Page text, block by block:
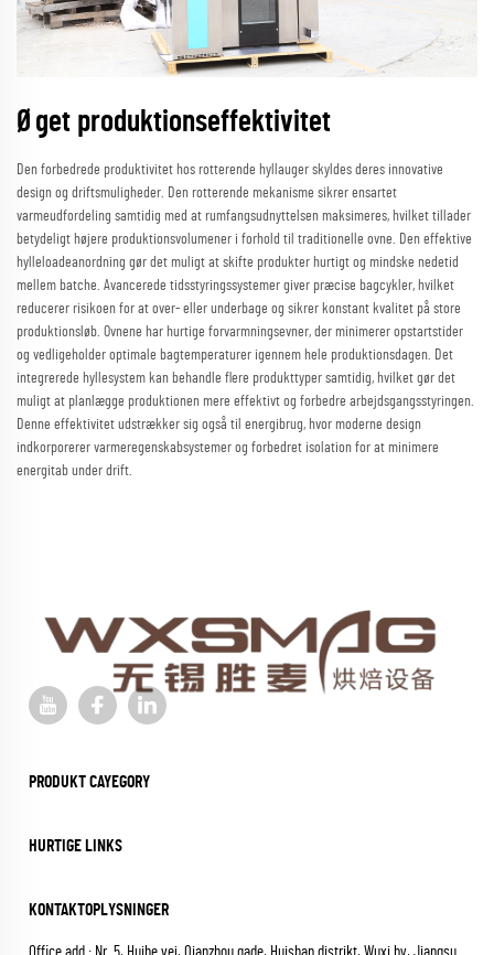
Øget produktionseffektivitet
Den forbedrede produktivitet hos rotterende hyllauger skyldes deres innovative
design og driftsmuligheder. Den rotterende mekanisme sikrer ensartet
varmeudfordeling samtidig med at rumfangsudnyttelsen maksimeres, hvilket tillader
betydeligt højere produktionsvolumener i forhold til traditionelle ovne. Den effektive
hylleloadeanordning gør det muligt at skifte produkter hurtigt og mindske nedetid
mellem batche. Avancerede tidsstyringssystemer giver præcise bagcykler, hvilket
reducerer risikoen for at over- eller underbage og sikrer konstant kvalitet på store
produktionsløb. Ovnene har hurtige forvarmningsevner, der minimerer opstartstider
og vedligeholder optimale bagtemperaturer igennem hele produktionsdagen. Det
integrerede hyllesystem kan behandle flere produkttyper samtidig, hvilket gør det
muligt at planlægge produktionen mere effektivt og forbedre arbejdsgangsstyringen.
Denne effektivitet udstrækker sig også til energibrug, hvor moderne design
indkorporerer varmeregenskabsystemer og forbedret isolation for at minimere
energitab under drift.
PRODUKT CAYEGORY
HURTIGE LINKS
KONTAKTOPLYSNINGER